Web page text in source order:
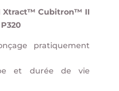
Xtract™ Cubitron™ II
pratiquement
et durée de vie